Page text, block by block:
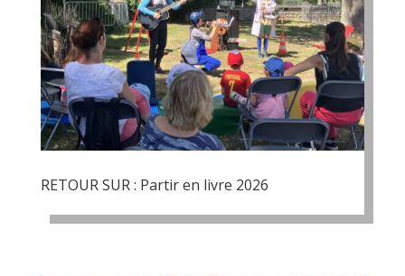
RETOUR SUR : Partir en livre 2026